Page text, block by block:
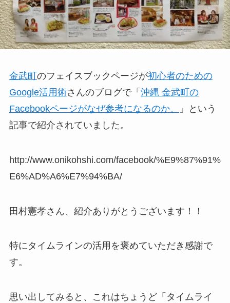
金武町のフェイスブックページが初心者のための
Google活用術さんのブログで「 沖縄 金武町の
Facebookページがなぜ参考になるのか。
」という
記事で紹介されていました。
http://www.onikohshi.com/facebook/%E9%87%91%
E6%AD%A6%E7%94%BA/
田村憲孝さん、紹介ありがとうございます！！
特にタイムラインの活用を褒めていただき感謝で
す。
思い出してみると、これはちょうど「タイムライ